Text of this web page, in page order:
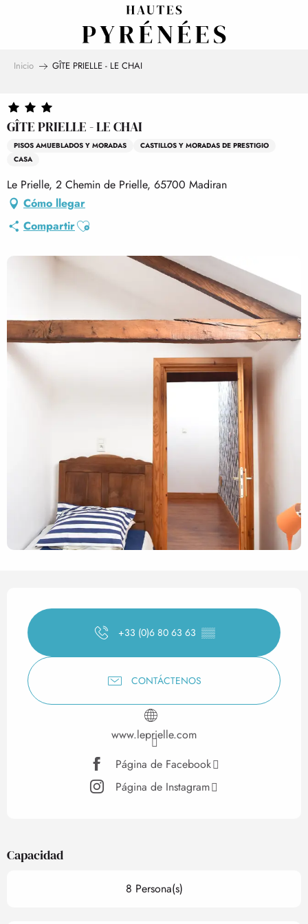
Inicio GÎTE PRIELLE - LE CHAI
GÎTE PRIELLE - LE CHAI
PISOS AMUEBLADOS Y MORADAS
CASTILLOS Y MORADAS DE PRESTIGIO
CASA
Le Prielle, 2 Chemin de Prielle, 65700 Madiran
Cómo llegar
CompartirAjouter aux favoris
Horarios y datos de
+33 (0)6 80 63 63 ▒▒
CONTÁCTENOS
www.leprielle.com
Página de Facebook
Página de Instagram
Capacidad
8 Persona(s)